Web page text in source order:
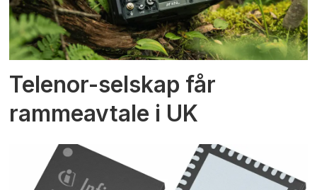
Telenor-selskap får
rammeavtale i UK